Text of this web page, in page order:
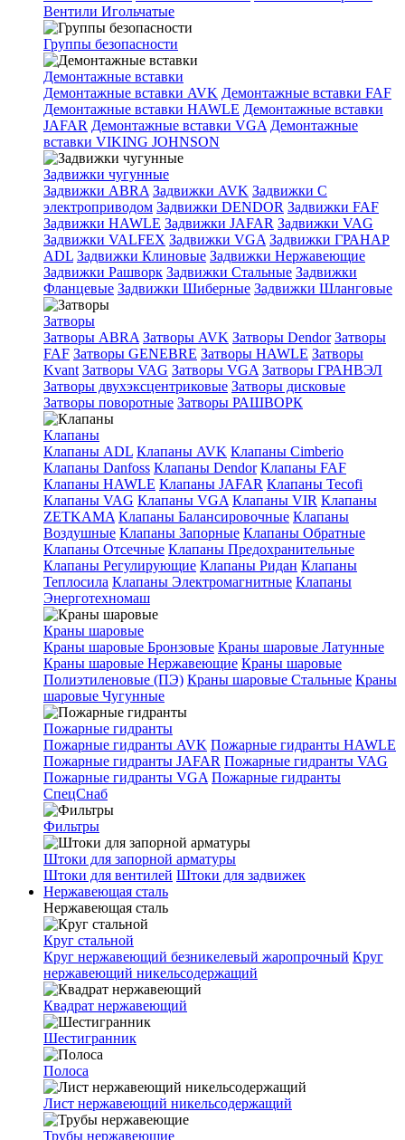
Вентили Игольчатые
Группы безопасности
Демонтажные вставки
Демонтажные вставки AVK Демонтажные вставки FAF
Демонтажные вставки HAWLE Демонтажные вставки
JAFAR Демонтажные вставки VGA Демонтажные
вставки VIKING JOHNSON
Задвижки чугунные
Задвижки ABRA Задвижки AVK Задвижки C
электроприводом Задвижки DENDOR Задвижки FAF
Задвижки HAWLE Задвижки JAFAR Задвижки VAG
Задвижки VALFEX Задвижки VGA Задвижки ГРАНАР
ADL Задвижки Клиновые Задвижки Нержавеющие
Задвижки Рашворк Задвижки Стальные Задвижки
Фланцевые Задвижки Шиберные Задвижки Шланговые
Затворы
Затворы ABRA Затворы AVK Затворы Dendor Затворы
FAF Затворы GENEBRE Затворы HAWLE Затворы
Kvant Затворы VAG Затворы VGA Затворы ГРАНВЭЛ
Затворы двухэксцентриковые Затворы дисковые
Затворы поворотные Затворы РАШВОРК
Клапаны
Клапаны ADL Клапаны AVK Клапаны Cimberio
Клапаны Danfoss Клапаны Dendor Клапаны FAF
Клапаны HAWLE Клапаны JAFAR Клапаны Tecofi
Клапаны VAG Клапаны VGA Клапаны VIR Клапаны
ZETKAMA Клапаны Балансировочные Клапаны
Воздушные Клапаны Запорные Клапаны Обратные
Клапаны Отсечные Клапаны Предохранительные
Клапаны Регулирующие Клапаны Ридан Клапаны
Теплосила Клапаны Электромагнитные Клапаны
Энерготехномаш
Краны шаровые
Краны шаровые Бронзовые Краны шаровые Латунные
Краны шаровые Нержавеющие Краны шаровые
Полиэтиленовые (ПЭ) Краны шаровые Стальные Краны
шаровые Чугунные
Пожарные гидранты
Пожарные гидранты AVK Пожарные гидранты HAWLE
Пожарные гидранты JAFAR Пожарные гидранты VAG
Пожарные гидранты VGA Пожарные гидранты
СпецСнаб
Фильтры
Штоки для запорной арматуры
Штоки для вентилей Штоки для задвижек
Нержавеющая сталь
Нержавеющая сталь
Круг стальной
Круг нержавеющий безникелевый жаропрочный Круг
нержавеющий никельсодержащий
Квадрат нержавеющий
Шестигранник
Полоса
Лист нержавеющий никельсодержащий
Трубы нержавеющие